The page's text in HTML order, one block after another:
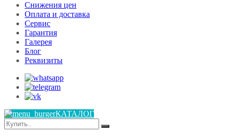
Cнижения цен
Оплата и доставка
Сервис
Гарантия
Галерея
Блог
Реквизиты
КАТАЛОГ